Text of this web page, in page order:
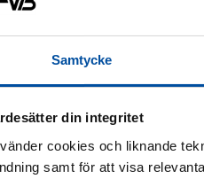
Samtycke
din integritet
cookies och liknande
samt för att visa